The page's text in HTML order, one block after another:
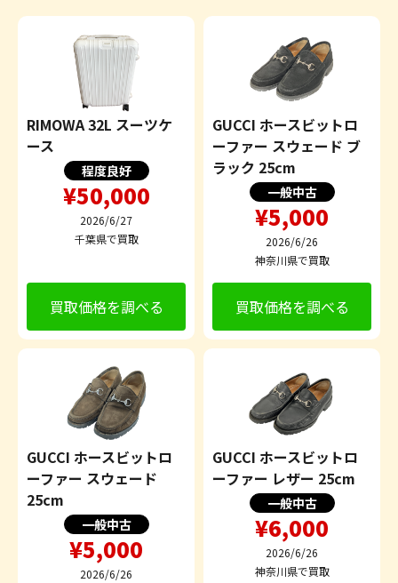
RIMOWA 32L スーツケ
ース
程度良好
¥50,000
2026/6/27
千葉県で買取
買取価格を調べる
GUCCI ホースビットロ
ーファー スウェード ブ
ラック 25cm
一般中古
¥5,000
2026/6/26
神奈川県で買取
買取価格を調べる
GUCCI ホースビットロ
ーファー スウェード
25cm
一般中古
¥5,000
2026/6/26
GUCCI ホースビットロ
ーファー レザー 25cm
一般中古
¥6,000
2026/6/26
神奈川県で買取